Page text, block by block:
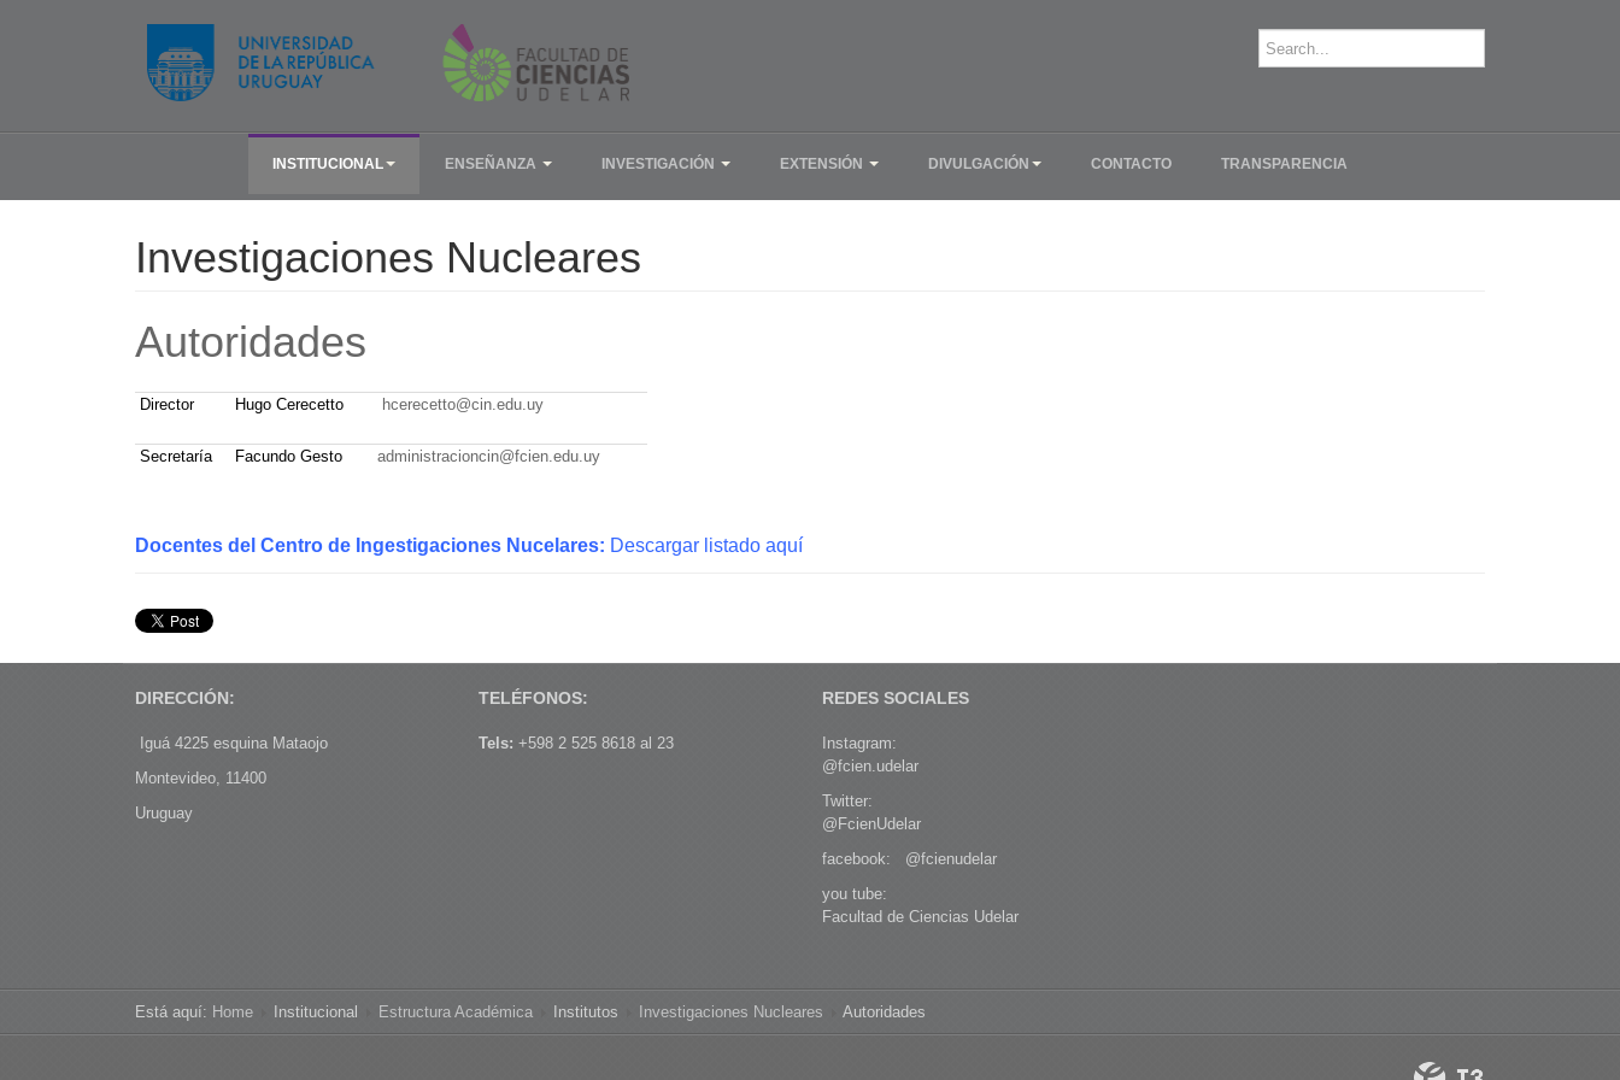
INSTITUCIONAL ENSEÑANZA INVESTIGACIÓN EXTENSIÓN DIVULGACIÓN CONTACTO TRANSPARENCIA
Investigaciones Nucleares
Autoridades
Director Hugo Cerecetto hcerecetto@cin.edu.uy
Secretaría Facundo Gesto administracioncin@fcien.edu.uy
Docentes del Centro de Ingestigaciones Nucelares: Descargar listado aquí
DIRECCIÓN:
Iguá 4225 esquina Mataojo
Montevideo, 11400
Uruguay
TELÉFONOS:
Tels: +598 2 525 8618 al 23
REDES SOCIALES
Instagram:
@fcien.udelar
Twitter:
@FcienUdelar
facebook: @fcienudelar
you tube:
Facultad de Ciencias Udelar
Está aquí: Home Institucional Estructura Académica Institutos Investigaciones Nucleares Autoridades